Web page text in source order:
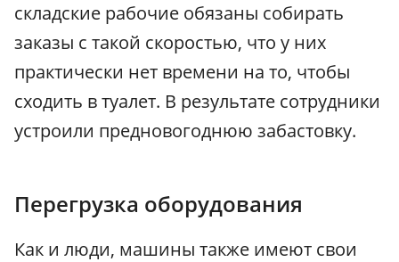
складские рабочие обязаны собирать
заказы с такой скоростью, что у них
практически нет времени на то, чтобы
сходить в туалет. В результате сотрудники
устроили предновогоднюю забастовку.
Перегрузка оборудования
Как и люди, машины также имеют свои